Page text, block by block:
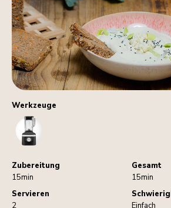
Werkzeuge
Blender
Zubereitung
15min
Gesamt
15min
Servieren
2
Einfach